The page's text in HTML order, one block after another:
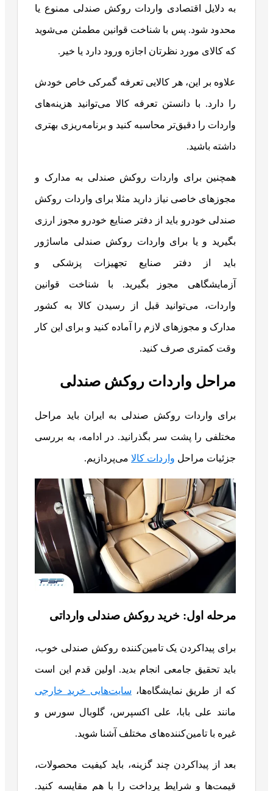
به دلایل اقتصادی واردات روکش صندلی ممنوع یا
محدود شود. پس با شناخت قوانین مطمئن می‌شوید
که کالای مورد نظرتان اجازه ورود دارد یا خیر.
علاوه بر این، هر کالایی تعرفه گمرکی خاص خودش
را دارد. با دانستن تعرفه‌ کالا می‌توانید هزینه‌های
واردات را دقیق‌تر محاسبه کنید و برنامه‌ریزی بهتری
داشته باشید.
همچنین برای واردات روکش صندلی به مدارک و
مجوزهای خاصی نیاز دارید مثلا برای واردات روکش
صندلی خودرو باید از دفتر صنایع خودرو مجوز ارزی
بگیرید و یا برای واردات روکش صندلی ماساژور
باید از دفتر صنایع تجهیزات پزشکی و
آزمایشگاهی مجوز بگیرید. با شناخت قوانین
واردات، می‌توانید قبل از رسیدن کالا به کشور
مدارک و مجوزهای لازم را آماده کنید و برای این کار
وقت کمتری صرف کنید.
مراحل واردات روکش صندلی
برای واردات روکش صندلی به ایران باید مراحل
مختلفی را پشت سر بگذرانید. در ادامه، به بررسی
جزئیات مراحل واردات کالا می‌پردازیم.
مرحله اول: خرید روکش صندلی وارداتی
برای پیداکردن یک تامین‌کننده روکش صندلی خوب،
باید تحقیق جامعی انجام بدید. اولین قدم این است
که از طریق نمایشگاه‌ها، سایت‌هایی خرید خارجی
مانند علی بابا، علی اکسپرس، گلوبال سورس و
غیره با تامین‌کننده‌های مختلف آشنا شوید.
بعد از پیداکردن چند گزینه، باید کیفیت محصولات،
قیمت‌ها و شرایط پرداخت را با هم مقایسه کنید.